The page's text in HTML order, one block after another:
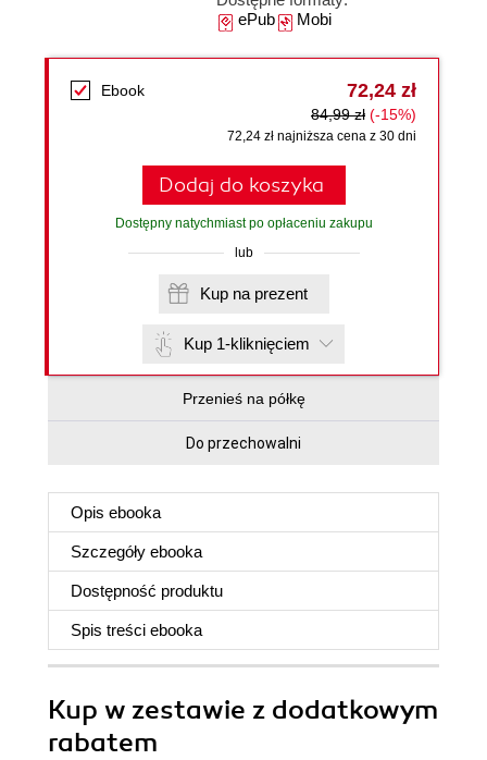
ePubMobi
Ebook 72,24 zł
84,99 zł (-15%)
72,24 zł najniższa cena z 30 dni
Dodaj do koszyka
Dostępny natychmiast po opłaceniu zakupu
lub
Kup na prezent
Kup 1-kliknięciem
Przenieś na półkę
Do przechowalni
Opis ebooka
Szczegóły ebooka
Dostępność produktu
Spis treści ebooka
Kup w zestawie z dodatkowym
rabatem